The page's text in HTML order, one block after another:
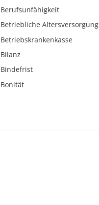
Berufsunfähigkeit
Betriebliche Altersversorgung
Betriebskrankenkasse
Bilanz
Bindefrist
Bonität